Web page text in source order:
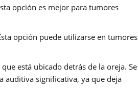
opción es mejor para tumores
opción puede utilizarse en tumores
está ubicado detrás de la oreja. Se
auditiva significativa, ya que deja